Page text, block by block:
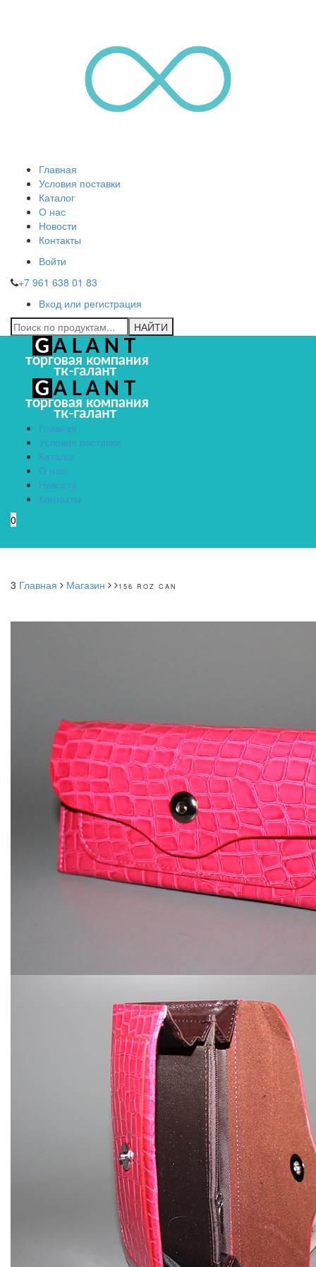
Главная
Условия поставки
Каталог
О нас
Новости
Контакты
Войти
+7 961 638 01 83
Вход или регистрация
Главная
Условия поставки
Каталог
О нас
Новости
Контакты
0
3 Главная Магазин 156 ROZ CAN